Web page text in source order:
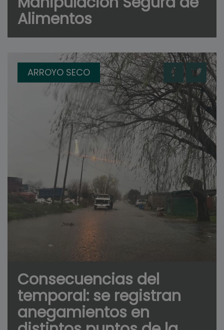
Alimentos
ARROYO SECO
Consecuencias del
temporal: se registran
anegamientos en